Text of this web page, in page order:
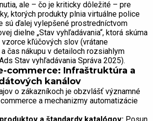
ale – čo je kriticky dôležité – pre
ktorých produkty plnia virtuálne police
sú ďalej vylepšené prostredníctvom
dielne „Stav vyhľadávania“, ktorá skúma
kľúčových slov (vrátane
čas nákupu v detailoch rozsiahlym
Stav vyhľadávania Správa 2025).
commerce: Infraštruktúra a
kanálov
o zákazníkoch je obzvlášť významné
a mechanizmy automatizácie